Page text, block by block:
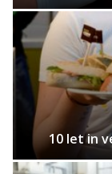
10 let in